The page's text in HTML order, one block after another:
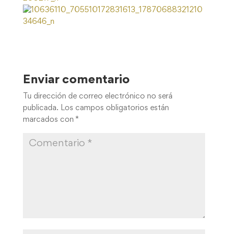
Enviar comentario
Tu dirección de correo electrónico no será
publicada. Los campos obligatorios están
marcados con *